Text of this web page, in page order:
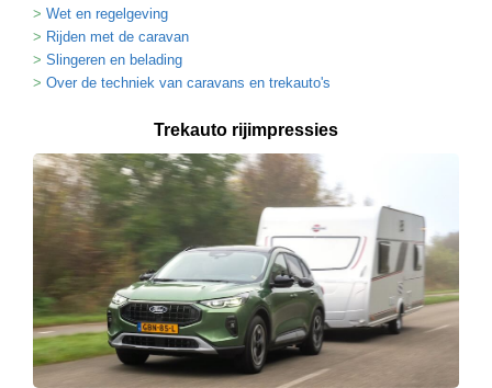
Wet en regelgeving
Rijden met de caravan
Slingeren en belading
Over de techniek van caravans en trekauto's
Trekauto rijimpressies